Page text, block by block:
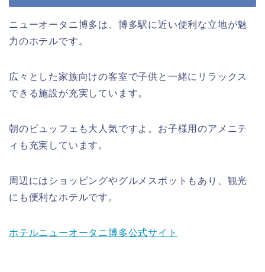
ニューオータニ博多は、博多駅に近い便利な立地が魅
力のホテルです。
広々とした家族向けの客室で子供と一緒にリラックス
できる施設が充実しています。
朝のビュッフェも大人気ですよ。お子様用のアメニテ
ィも充実しています。
周辺にはショッピングやグルメスポットもあり、観光
にも便利なホテルです。
ホテルニューオータニ博多公式サイト